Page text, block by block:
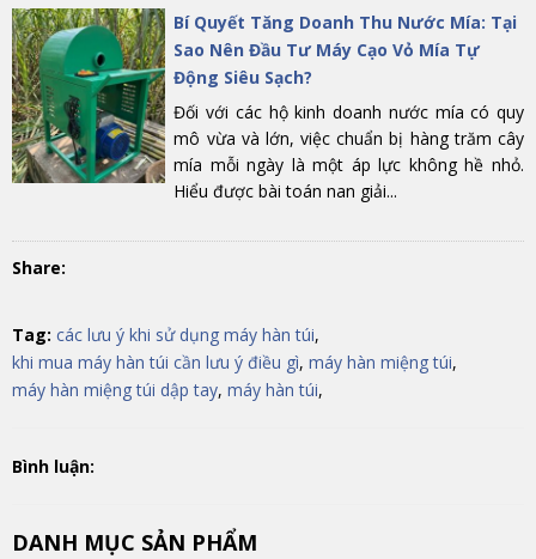
Bí Quyết Tăng Doanh Thu Nước Mía: Tại
Sao Nên Đầu Tư Máy Cạo Vỏ Mía Tự
Động Siêu Sạch?
Đối với các hộ kinh doanh nước mía có quy
mô vừa và lớn, việc chuẩn bị hàng trăm cây
mía mỗi ngày là một áp lực không hề nhỏ.
Hiểu được bài toán nan giải...
Share:
Tag: các lưu ý khi sử dụng máy hàn túi,
khi mua máy hàn túi cần lưu ý điều gì, máy hàn miệng túi,
máy hàn miệng túi dập tay, máy hàn túi,
Bình luận:
DANH MỤC SẢN PHẨM